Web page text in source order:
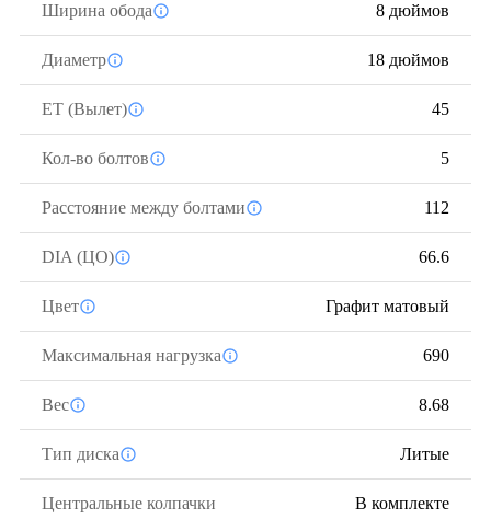
Ширина обода 8 дюймов
Диаметр 18 дюймов
ЕТ (Вылет) 45
Кол-во болтов 5
Расстояние между болтами 112
DIA (ЦО) 66.6
Цвет Графит матовый
Максимальная нагрузка 690
Вес 8.68
Тип диска Литые
Центральные колпачки В комплекте